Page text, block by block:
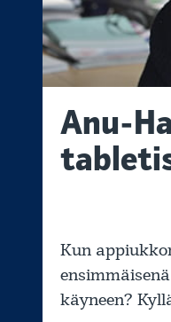
Anu-
Kun
käyneen?